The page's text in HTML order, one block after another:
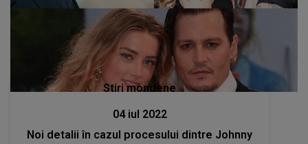
Stiri mondene
04 iul 2022
Noi detalii în cazul procesului dintre Johnny